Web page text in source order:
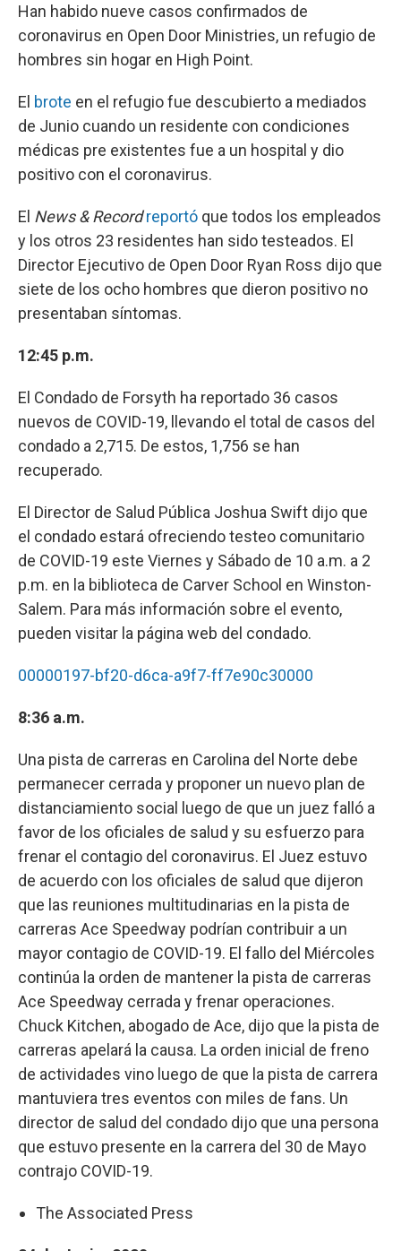
Han habido nueve casos confirmados de
coronavirus en Open Door Ministries, un refugio de
hombres sin hogar en High Point.
El brote en el refugio fue descubierto a mediados
de Junio cuando un residente con condiciones
médicas pre existentes fue a un hospital y dio
positivo con el coronavirus.
El News & Record reportó que todos los empleados
y los otros 23 residentes han sido testeados. El
Director Ejecutivo de Open Door Ryan Ross dijo que
siete de los ocho hombres que dieron positivo no
presentaban síntomas.
12:45 p.m.
El Condado de Forsyth ha reportado 36 casos
nuevos de COVID-19, llevando el total de casos del
condado a 2,715. De estos, 1,756 se han
recuperado.
El Director de Salud Pública Joshua Swift dijo que
el condado estará ofreciendo testeo comunitario
de COVID-19 este Viernes y Sábado de 10 a.m. a 2
p.m. en la biblioteca de Carver School en Winston-
Salem. Para más información sobre el evento,
pueden visitar la página web del condado.
00000197-bf20-d6ca-a9f7-ff7e90c30000
8:36 a.m.
Una pista de carreras en Carolina del Norte debe
permanecer cerrada y proponer un nuevo plan de
distanciamiento social luego de que un juez falló a
favor de los oficiales de salud y su esfuerzo para
frenar el contagio del coronavirus. El Juez estuvo
de acuerdo con los oficiales de salud que dijeron
que las reuniones multitudinarias en la pista de
carreras Ace Speedway podrían contribuir a un
mayor contagio de COVID-19. El fallo del Miércoles
continúa la orden de mantener la pista de carreras
Ace Speedway cerrada y frenar operaciones.
Chuck Kitchen, abogado de Ace, dijo que la pista de
carreras apelará la causa. La orden inicial de freno
de actividades vino luego de que la pista de carrera
mantuviera tres eventos con miles de fans. Un
director de salud del condado dijo que una persona
que estuvo presente en la carrera del 30 de Mayo
contrajo COVID-19.
The Associated Press